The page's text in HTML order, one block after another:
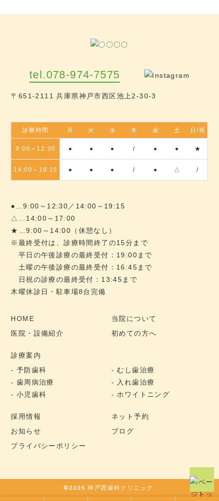
tel.078-974-7575
〒651-2111 兵庫県神戸市西区池上2-30-3
診療時間 月 火 水 木 金 土 日/祝
9:00～12:30 ● ● ● / ● ● ★
14:00～19:15 ● ● ● / ● △ /
●…9:00～12:30／14:00～19:15
△…14:00～17:00
★…9:00～14:00（休憩なし）
※最終受付は、診療時間終了の15分まで
平日の午後診療の最終受付：19:00まで
土曜の午後診療の最終受付：16:45まで
日祝の診療の最終受付：13:45まで
木曜休診日・駐車場8台完備
HOME
当院について
医院・設備紹介
初めての方へ
診療案内
予防歯科
むし歯治療
歯周病治療
入れ歯治療
小児歯科
ホワイトニング
採用情報
ネット予約
お知らせ
ブログ
プライバシーポリシー
©2026 神戸西歯科クリニック.